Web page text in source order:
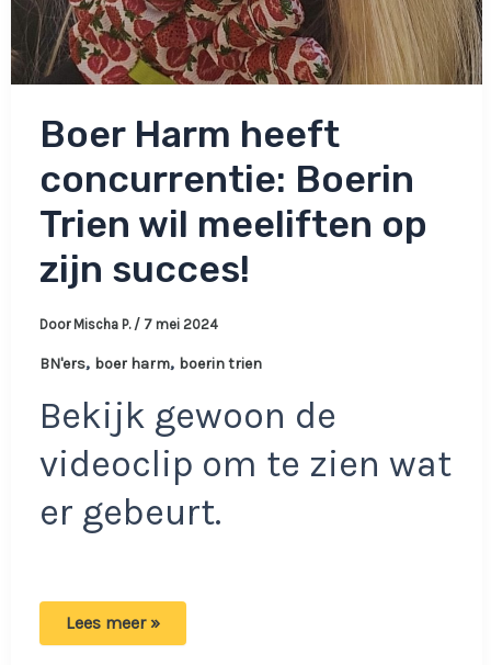
Boer Harm heeft
concurrentie: Boerin
Trien wil meeliften op
zijn succes!
Door Mischa P. / 7 mei 2024
BN'ers, boer harm, boerin trien
Bekijk gewoon de
videoclip om te zien wat
er gebeurt.
Boer
Lees meer »